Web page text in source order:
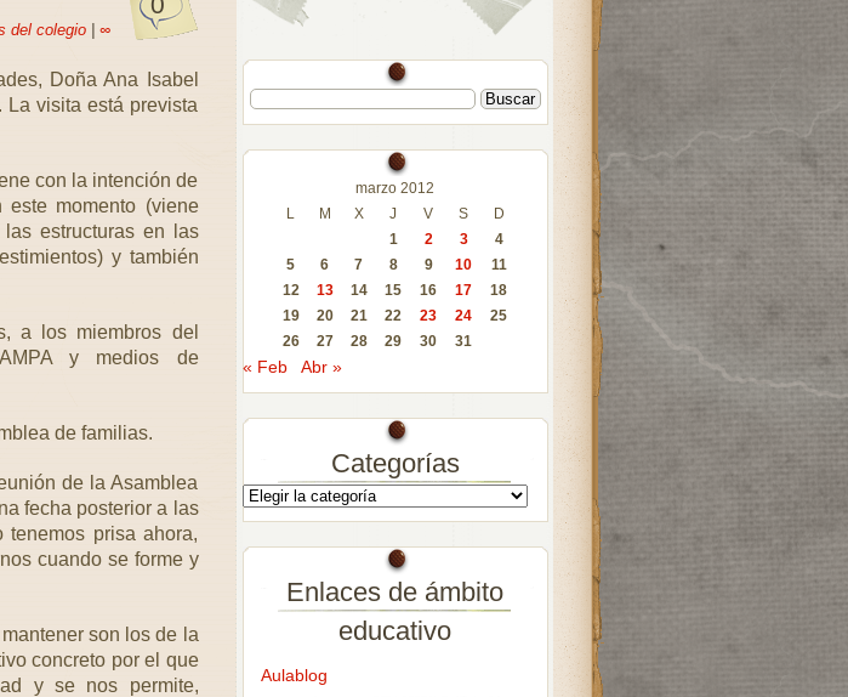
del colegio| ∞
Doña Ana Isabel
visita está prevista
con la intención de
momento (viene
estructuras en las
y también
a los miembros del
y medios de
de familias.
de la Asamblea
fecha posterior a las
tenemos prisa ahora,
cuando se forme y
son los de la
concreto por el que
y se nos permite,
marzo 2012
L
M X J V S
D
1
2 3
4
5
6 7 8 9 10
11
12
13 14 15 16 17
18
19
20 21 22 23 24
25
26
27 28 29 30 31
« Feb Abr »
Categorías
Enlaces de ámbito
educativo
Aulablog